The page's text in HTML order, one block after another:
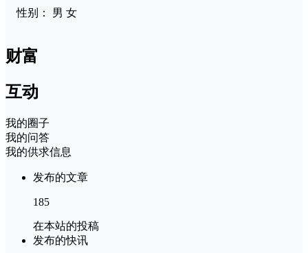
性别： 男 女
财富
互动
我的圈子
我的问答
我的供求信息
发布的文章
185
在本站的投稿
发布的快讯